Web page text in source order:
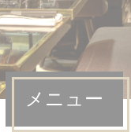
メニュー